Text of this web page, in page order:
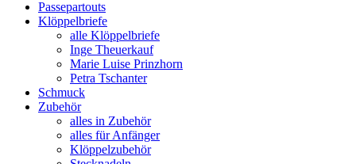
Passepartouts
Klöppelbriefe
alle Klöppelbriefe
Inge Theuerkauf
Marie Luise Prinzhorn
Petra Tschanter
Schmuck
Zubehör
alles in Zubehör
alles für Anfänger
Klöppelzubehör